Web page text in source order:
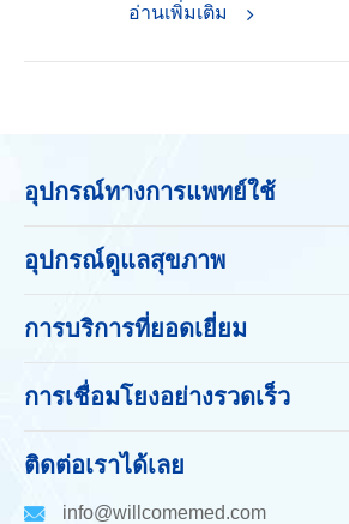
อ่านเพิ่มเติม
อุปกรณ์ทางการแพทย์ใช้
อุปกรณ์ดูแลสุขภาพ
การบริการที่ยอดเยี่ยม
การเชื่อมโยงอย่างรวดเร็ว
ติดต่อเราได้เลย
info@willcomemed.com